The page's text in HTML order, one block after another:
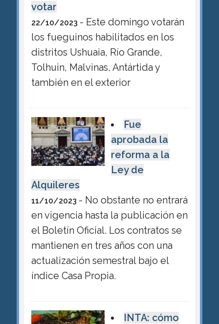
votar
22/10/2023 - Este domingo votarán
los fueguinos habilitados en los
distritos Ushuaia, Río Grande,
Tolhuin, Malvinas, Antártida y
también en el exterior
Fue
aprobada la
reforma a la
Ley de
Alquileres
11/10/2023 - No obstante no entrará
en vigencia hasta la publicación en
el Boletín Oficial. Los contratos se
mantienen en tres años con una
actualización semestral bajo el
índice Casa Propia.
INTA: cómo